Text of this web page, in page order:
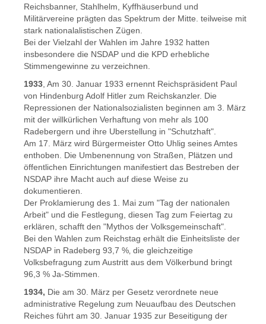
Reichsbanner, Stahlhelm, Kyffhäuserbund und
Militärvereine prägten das Spektrum der Mitte. teilweise mit
stark nationalalistischen Zügen.
Bei der Vielzahl der Wahlen im Jahre 1932 hatten
insbesondere die NSDAP und die KPD erhebliche
Stimmengewinne zu verzeichnen.
1933 , Am 30. Januar 1933 ernennt Reichspräsident Paul
von Hindenburg Adolf Hitler zum Reichskanzler. Die
Repressionen der Nationalsozialisten beginnen am 3. März
mit der willkürlichen Verhaftung von mehr als 100
Radebergern und ihre Uberstellung in "Schutzhaft".
Am 17. März wird Bürgermeister Otto Uhlig seines Amtes
enthoben. Die Umbenennung von Straßen, Plätzen und
öffentlichen Einrichtungen manifestiert das Bestreben der
NSDAP ihre Macht auch auf diese Weise zu
dokumentieren.
Der Proklamierung des 1. Mai zum "Tag der nationalen
Arbeit" und die Festlegung, diesen Tag zum Feiertag zu
erklären, schafft den "Mythos der Volksgemeinschaft".
Bei den Wahlen zum Reichstag erhält die Einheitsliste der
NSDAP in Radeberg 93,7 %‚ die gleichzeitige
Volksbefragung zum Austritt aus dem Völkerbund bringt
96,3 % Ja-Stimmen.
1934, Die am 30. März per Gesetz verordnete neue
administrative Regelung zum Neuaufbau des Deutschen
Reiches führt am 30. Januar 1935 zur Beseitigung der